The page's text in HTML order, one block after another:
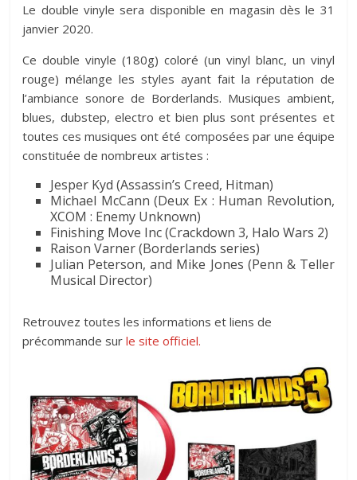
Le double vinyle sera disponible en magasin dès le 31
janvier 2020.
Ce double vinyle (180g) coloré (un vinyl blanc, un vinyl
rouge) mélange les styles ayant fait la réputation de
l’ambiance sonore de Borderlands. Musiques ambient,
blues, dubstep, electro et bien plus sont présentes et
toutes ces musiques ont été composées par une équipe
constituée de nombreux artistes :
Jesper Kyd (Assassin’s Creed, Hitman)
Michael McCann (Deux Ex : Human Revolution,
XCOM : Enemy Unknown)
Finishing Move Inc (Crackdown 3, Halo Wars 2)
Raison Varner (Borderlands series)
Julian Peterson, and Mike Jones (Penn & Teller
Musical Director)
Retrouvez toutes les informations et liens de
précommande surle site officiel.